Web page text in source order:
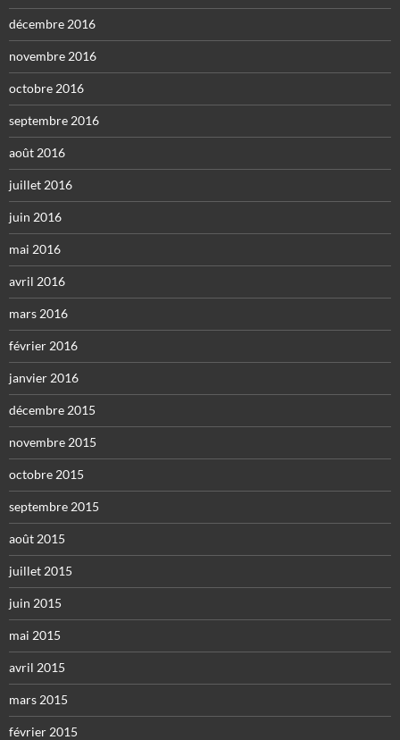
décembre 2016
novembre 2016
octobre 2016
septembre 2016
août 2016
juillet 2016
juin 2016
mai 2016
avril 2016
mars 2016
février 2016
janvier 2016
décembre 2015
novembre 2015
octobre 2015
septembre 2015
août 2015
juillet 2015
juin 2015
mai 2015
avril 2015
mars 2015
février 2015